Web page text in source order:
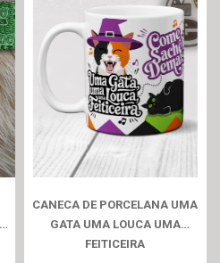
CANECA DE PORCELANA UMA
GATA UMA LOUCA UMA
FEITICEIRA